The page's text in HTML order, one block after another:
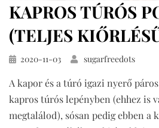
KAPROS TÚRÓS
(TELJES
Közzétéve
2020-11-03 sugarfreedots
A kapor és a túró igazi nyerő
kapros túrós lepényben (ehhez is
megtalálod), sósan pedig ebben a